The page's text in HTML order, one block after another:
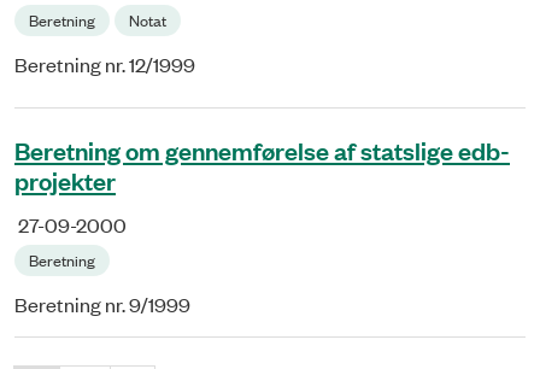
Beretning Notat
Beretning nr. 12/1999
Beretning om gennemførelse af statslige edb-
projekter
27-09-2000
Beretning
Beretning nr. 9/1999